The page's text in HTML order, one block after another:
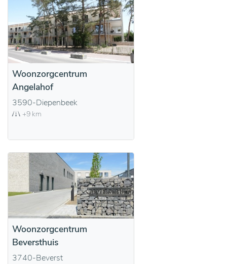
Woonzorgcentrum
Angelahof
3590-Diepenbeek
+9 km
Woonzorgcentrum
Beversthuis
3740-Beverst